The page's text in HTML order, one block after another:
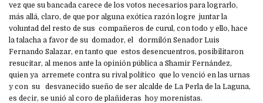
vez que su bancada carece de los votos necesarios para lograrlo,
más allá, claro, de que por alguna exótica razón logre juntar la
voluntad del resto de sus compañeros de curul, con todo y ello, hace
la talacha a favor de su domador, el dormilón Senador Luis
Fernando Salazar, en tanto que estos desencuentros, posibilitaron
resucitar, al menos ante la opinión pública a Shamir Fernández,
quien ya arremete contra su rival político que lo venció en las urnas
y con su desvanecido sueño de ser alcalde de La Perla de la Laguna,
es decir, se unió al coro de plañideras hoy morenistas.